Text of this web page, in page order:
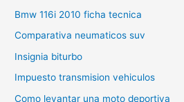
Bmw 116i 2010 ficha tecnica
Comparativa neumaticos suv
Insignia biturbo
Impuesto transmision vehiculos
Como levantar una moto deportiva